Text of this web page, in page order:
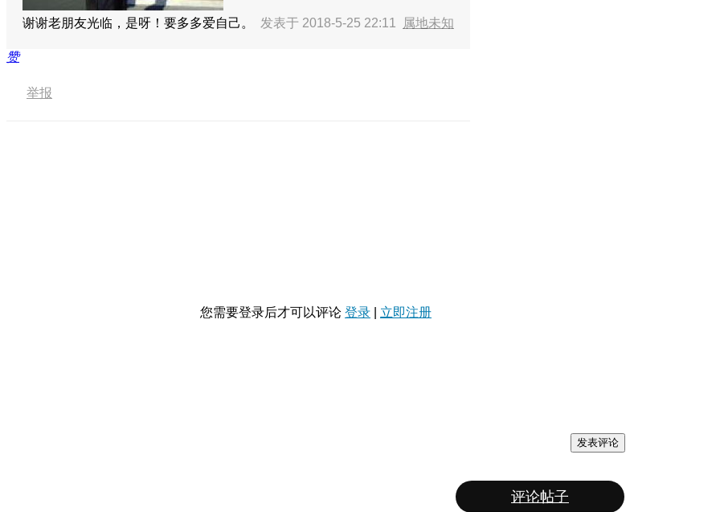
谢谢老朋友光临，是呀！要多多爱自己。 发表于 2018-5-25 22:11 属地未知
赞
举报
您需要登录后才可以评论 登录 立即注册
发表评论
评论帖子